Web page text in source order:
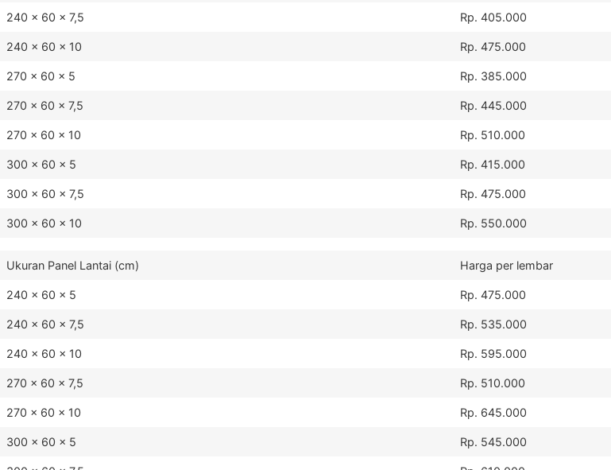
240 x 60 x 7,5 Rp. 405.000
240 x 60 x 10 Rp. 475.000
270 x 60 x 5 Rp. 385.000
270 x 60 x 7,5 Rp. 445.000
270 x 60 x 10 Rp. 510.000
300 x 60 x 5 Rp. 415.000
300 x 60 x 7,5 Rp. 475.000
300 x 60 x 10 Rp. 550.000
Ukuran Panel Lantai (cm) Harga per lembar
240 x 60 x 5 Rp. 475.000
240 x 60 x 7,5 Rp. 535.000
240 x 60 x 10 Rp. 595.000
270 x 60 x 7,5 Rp. 510.000
270 x 60 x 10 Rp. 645.000
300 x 60 x 5 Rp. 545.000